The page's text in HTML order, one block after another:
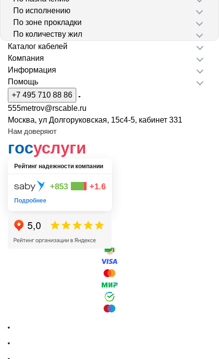
По исполнению
По зоне прокладки
По количеству жил
Каталог кабелей
Компания
Информация
Помощь
+7 495 710 88 86
555metrov@rscable.ru
Москва, ул Долгоруковская, 15с4-5, кабинет 331
Нам доверяют
госуслуги
Рейтинг надежности компании
+853 +1.6
Подробнее